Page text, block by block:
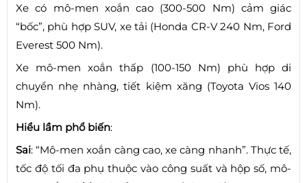
Xe có mô-men xoắn cao (300-500 Nm) cảm giác
“bốc”, phù hợp SUV, xe tải (Honda CR-V 240 Nm, Ford
Everest 500 Nm).
Xe mô-men xoắn thấp (100-150 Nm) phù hợp di
chuyển nhẹ nhàng, tiết kiệm xăng (Toyota Vios 140
Nm).
Hiểu lầm phổ biến:
Sai: “Mô-men xoắn càng cao, xe càng nhanh”. Thực tế,
tốc độ tối đa phụ thuộc vào công suất và hộp số, mô-